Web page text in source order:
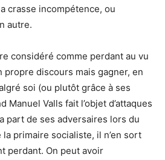
crasse incompétence, ou
autre.
considéré comme perdant au vu
propre discours mais gagner, en
soi (ou plutôt grâce à ses
Manuel Valls fait l’objet d’attaques
part de ses adversaires lors du
primaire socialiste, il n’en sort
perdant. On peut avoir